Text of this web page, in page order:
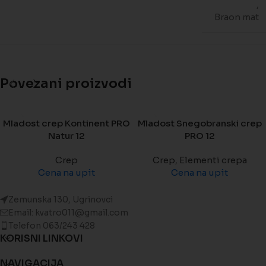
Braon mat
Povezani proizvodi
Mladost crep Kontinent PRO
Natur 12
Crep
Cena na upit
Mladost Snegobranski crep
PRO 12
Crep Elementi crepa
Cena na upit
Zemunska 130, Ugrinovci
Email: kvatro011@gmail.com
Telefon 063/243 428
KORISNI LINKOVI
NAVIGACIJA